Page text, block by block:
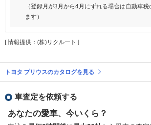
（登録月が3月から4月にずれる場合は自動車
ます）
[ 情報提供：(株)リクルート ]
トヨタ プリウスのカタログを見る
車査定を依頼する
あなたの愛車、今いくら？